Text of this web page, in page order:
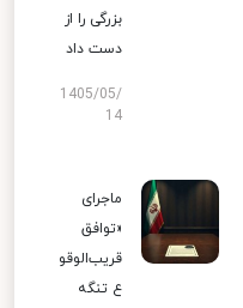
بزرگی را از
دست داد
1405/05/
14
ماجرای
«توافق
قریب‌الوقو
ع تنگه